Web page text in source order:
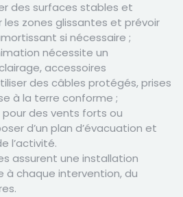
des surfaces stables et
zones glissantes et prévoir
si nécessaire ;
nécessite un
accessoires
des câbles protégés, prises
à la terre conforme ;
des vents forts ou
d’un plan d’évacuation et
l’activité.
assurent une installation
chaque intervention, du